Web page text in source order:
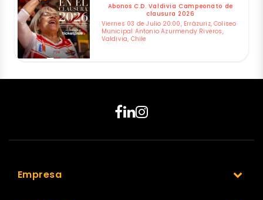
Abonos C.D. Valdivia Campeonato de
clausura 2026
Viernes 03 de Julio 20:00, Errázuriz, Coliseo
Municipal Antonio Azurmendy Riveros,
Valdivia, Chile
Empresa